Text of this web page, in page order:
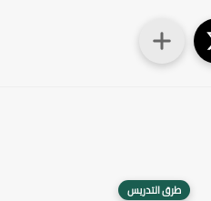
طرق التدريس